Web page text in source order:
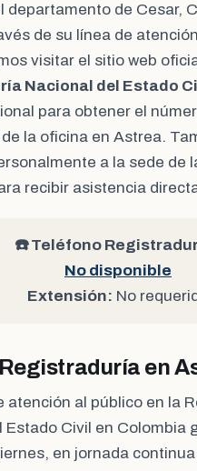
departamento de Cesar,
de su línea de
visitar el sitio web
Nacional del Estado
para obtener el
la oficina en Astrea.
a la sede de
recibir asistencia
☎️ Teléfono
No disponible
Extensión: No
en
atención al público en la
Estado Civil en Colombia
en jornada